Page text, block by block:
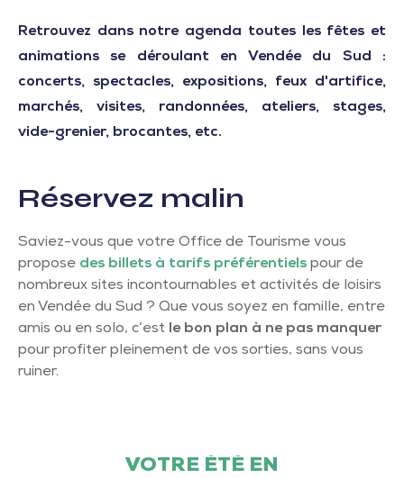
Retrouvez dans notre agenda toutes les fêtes et
animations se déroulant en Vendée du Sud :
concerts, spectacles, expositions, feux d'artifice,
marchés, visites, randonnées, ateliers, stages,
vide-grenier, brocantes, etc.
Réservez malin
Saviez-vous que votre Office de Tourisme vous
propose des billets à tarifs préférentiels pour de
nombreux sites incontournables et activités de loisirs
en Vendée du Sud ? Que vous soyez en famille, entre
amis ou en solo, c’est le bon plan à ne pas manquer
pour profiter pleinement de vos sorties, sans vous
ruiner.
VOTRE ÉTÉ EN